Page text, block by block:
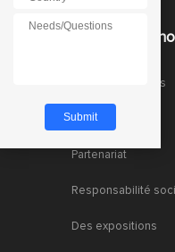
À propos de
À propos de nous
Honneurs
Partenariat
Responsabilité
Des expositions